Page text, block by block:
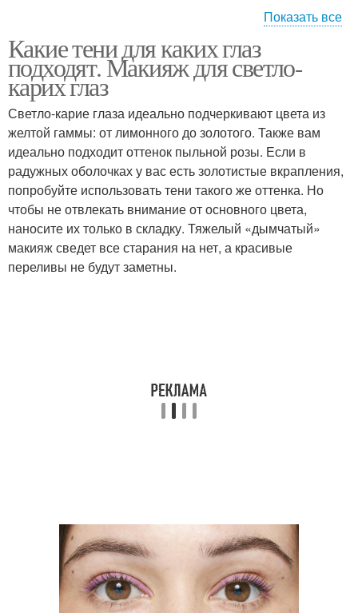
финишами
Показать все
Какие тени для каких глаз
подходят. Макияж для светло-
карих глаз
Светло-карие глаза идеально подчеркивают цвета из
желтой гаммы: от лимонного до золотого. Также вам
идеально подходит оттенок пыльной розы. Если в
радужных оболочках у вас есть золотистые вкрапления,
попробуйте использовать тени такого же оттенка. Но
чтобы не отвлекать внимание от основного цвета,
наносите их только в складку. Тяжелый «дымчатый»
макияж сведет все старания на нет, а красивые
переливы не будут заметны.